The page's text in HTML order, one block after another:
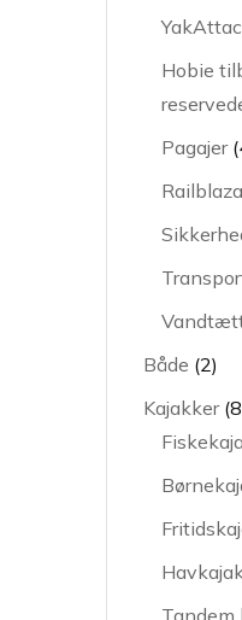
Hobie
Pagajer
Railblaza
Både 22
Kajakker
Tandem